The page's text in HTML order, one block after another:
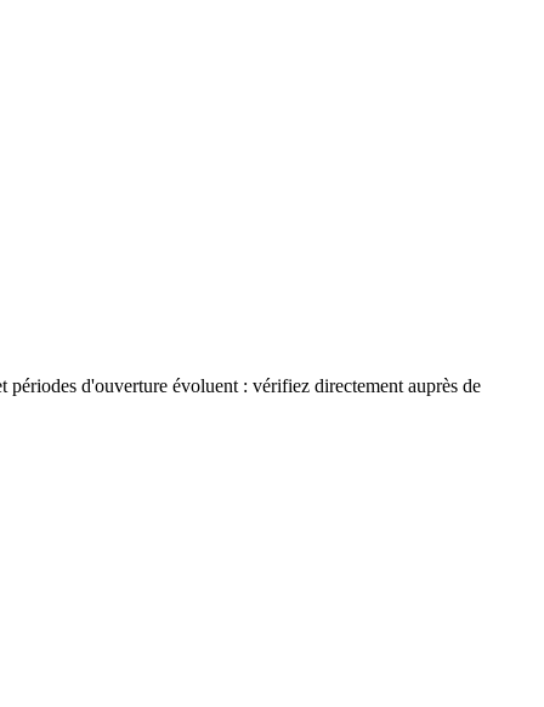
périodes d'ouverture évoluent : vérifiez directement auprès de